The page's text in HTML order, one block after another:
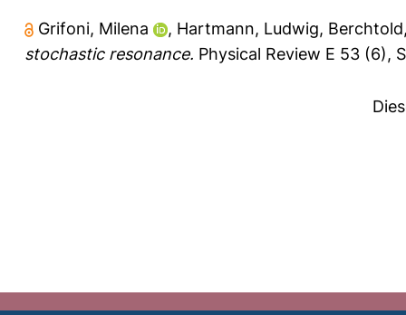
Grifoni, Milena , Hartmann, Ludwig,
stochastic resonance. Physical Review E 53 (6),